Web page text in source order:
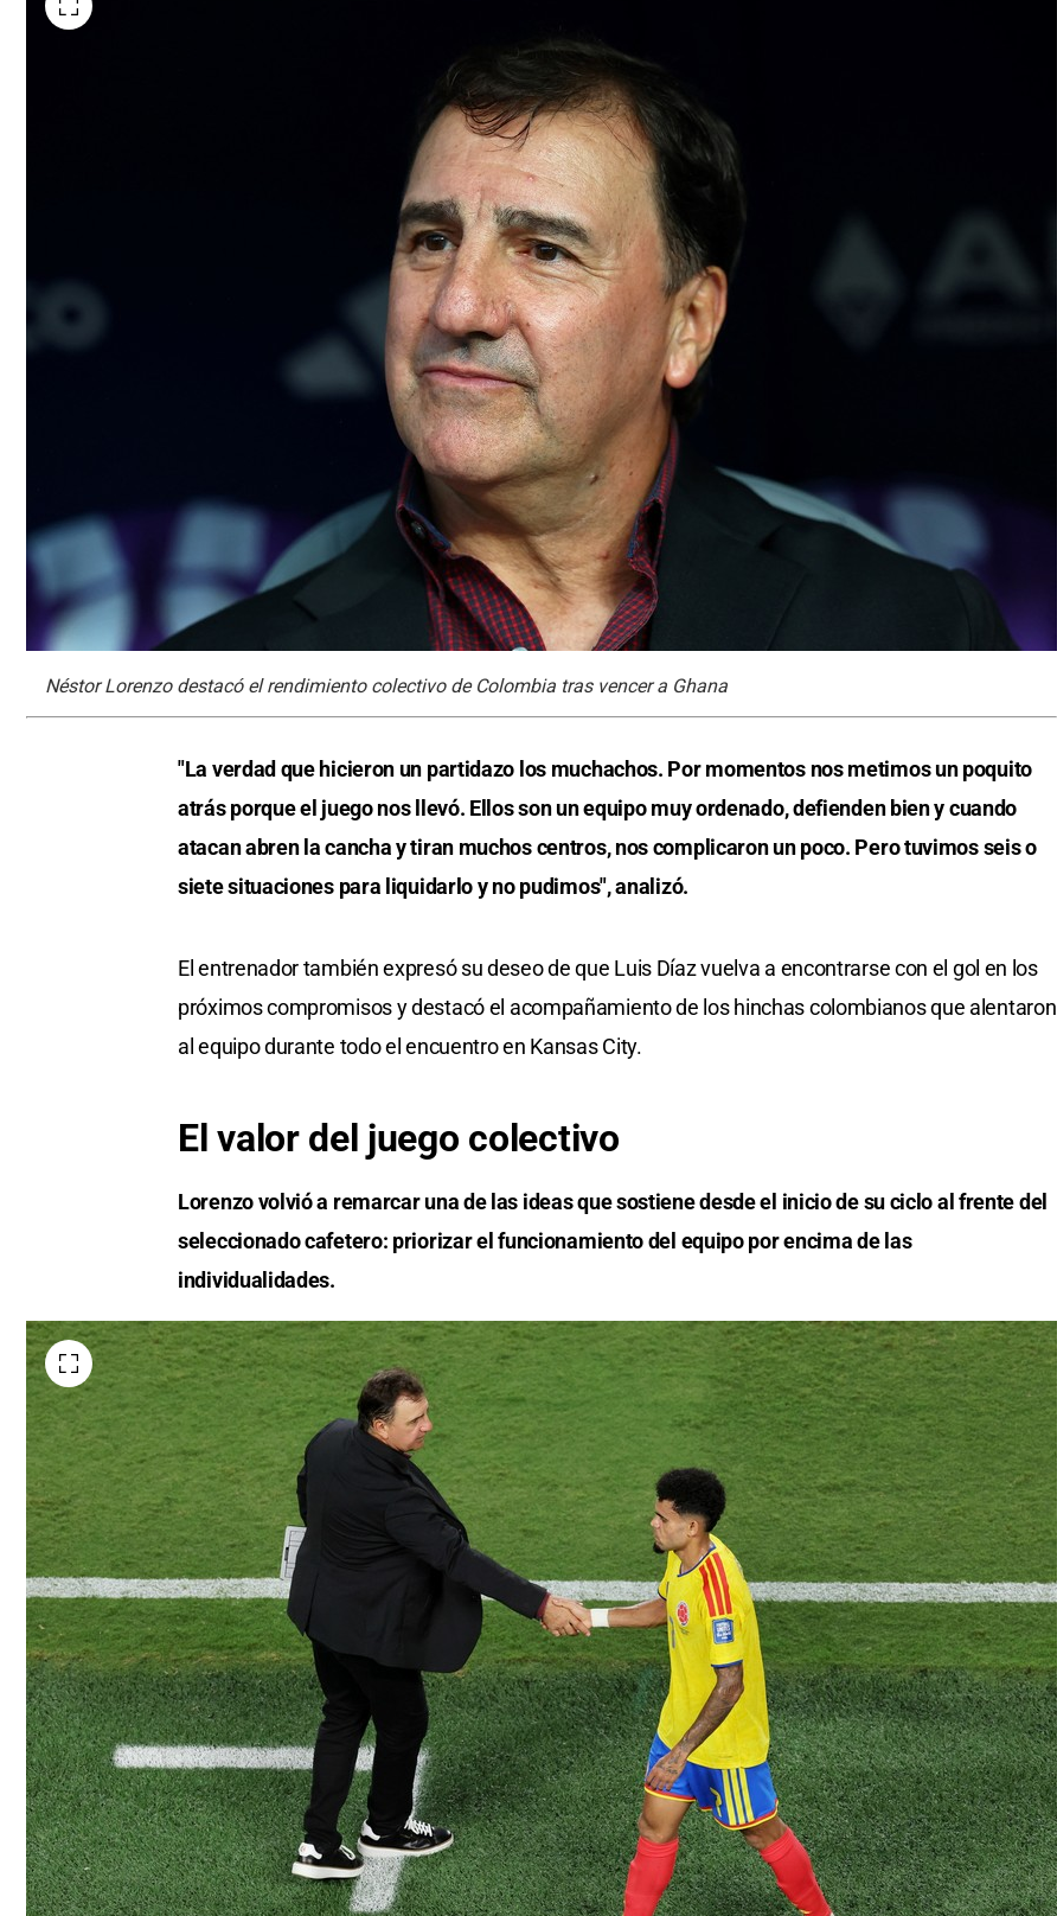
Néstor Lorenzo destacó el rendimiento colectivo de Colombia tras vencer a Ghana
"La verdad que hicieron un partidazo los muchachos. Por momentos nos metimos un poquito
atrás porque el juego nos llevó. Ellos son un equipo muy ordenado, defienden bien y cuando
atacan abren la cancha y tiran muchos centros, nos complicaron un poco. Pero tuvimos seis o
siete situaciones para liquidarlo y no pudimos", analizó.
El entrenador también expresó su deseo de que Luis Díaz vuelva a encontrarse con el gol en los
próximos compromisos y destacó el acompañamiento de los hinchas colombianos que alentaron
al equipo durante todo el encuentro en Kansas City.
El valor del juego colectivo
Lorenzo volvió a remarcar una de las ideas que sostiene desde el inicio de su ciclo al frente del
seleccionado cafetero: priorizar el funcionamiento del equipo por encima de las
individualidades.